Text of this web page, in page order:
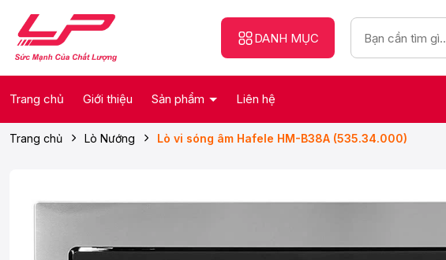
DANH MỤC
Trang chủ Giới thiệu Sản phẩm Liên hệ
Trang chủ Lò Nướng Lò vi sóng âm Hafele HM-B38A (535.34.000)